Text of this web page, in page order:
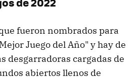
fueron nombrados para
Juego del Año" y hay de
desgarradoras cargadas de
abiertos llenos de